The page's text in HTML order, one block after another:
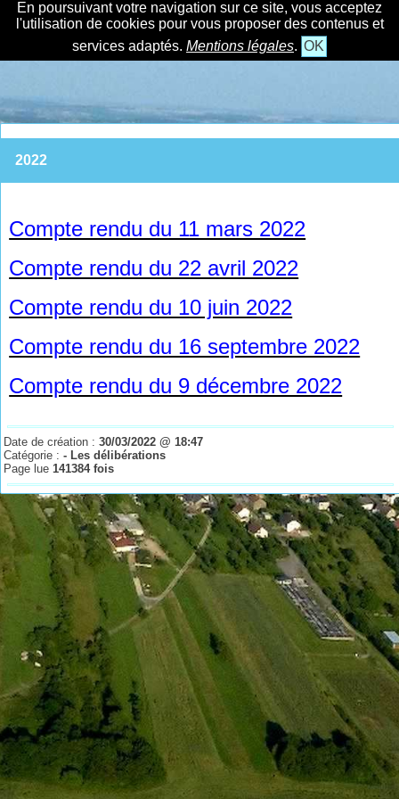
En poursuivant votre navigation sur ce site, vous acceptez
l'utilisation de cookies pour vous proposer des contenus et
services adaptés. Mentions légales. OK
2022
Compte rendu du 11 mars 2022
Compte rendu du 22 avril 2022
Compte rendu du 10 juin 2022
Compte rendu du 16 septembre 2022
Compte rendu du 9 décembre 2022
Date de création :30/03/2022 @ 18:47
Catégorie :- Les délibérations
Page lue141384 fois